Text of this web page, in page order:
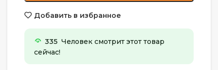
Добавить в избранное
335 Человек смотрит этот товар
сейчас!